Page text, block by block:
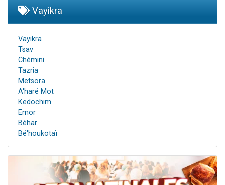
Vayikra
Vayikra
Tsav
Chémini
Tazria
Metsora
A'haré Mot
Kedochim
Emor
Béhar
Bé'houkotaï